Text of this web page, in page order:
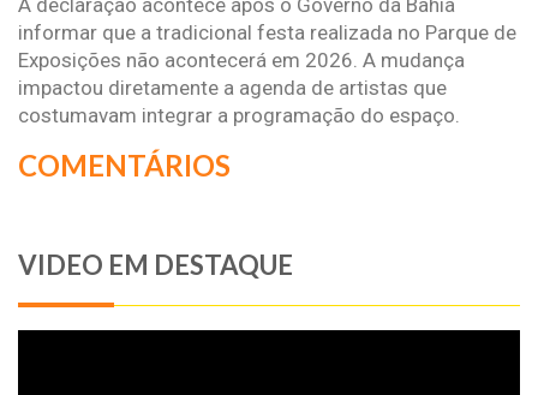
informar que a tradicional festa realizada no Parque de
Exposições não acontecerá em 2026. A mudança
impactou diretamente a agenda de artistas que
costumavam integrar a programação do espaço.
COMENTÁRIOS
VIDEO EM DESTAQUE